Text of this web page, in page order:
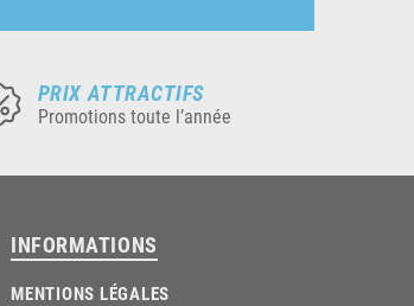
PRIX ATTRACTIFS
Promotions toute l’année
INFORMATIONS
MENTIONS LÉGALES